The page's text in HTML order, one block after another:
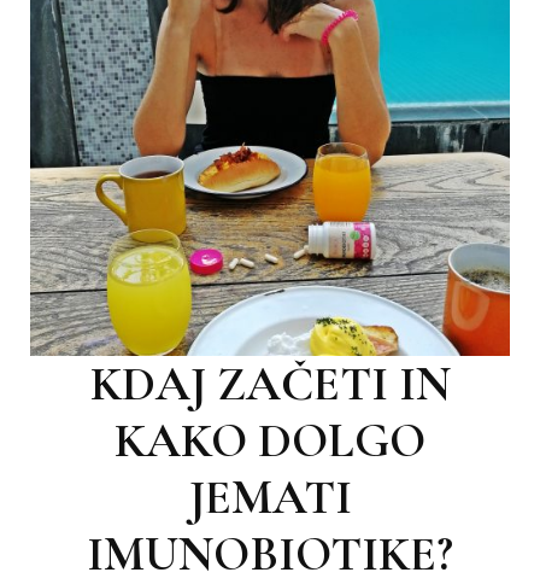
KDAJ ZAČETI IN
KAKO DOLGO
JEMATI
IMUNOBIOTIKE?